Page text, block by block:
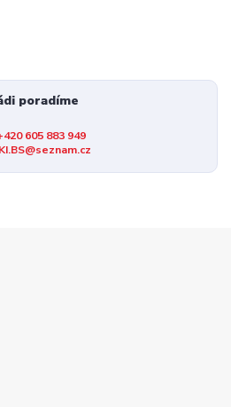
poradíme
605 883 949